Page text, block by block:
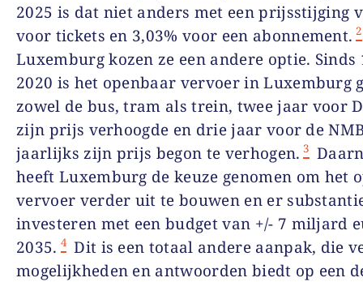
2025 is dat niet anders met een prijsstijging
voor tickets en 3,03% voor een abonnement. 2
Luxemburg kozen ze een andere optie.
2020 is het openbaar vervoer in Luxemburg
zowel de bus, tram als trein, twee jaar voor
zijn prijs verhoogde en drie jaar voor de
jaarlijks zijn prijs begon te verhogen. 3
heeft Luxemburg de keuze genomen om het
vervoer verder uit te bouwen en er
investeren met een budget van +/- 7 miljard
2035. 4 Dit is een totaal andere aanpak, die
mogelijkheden en antwoorden biedt op een